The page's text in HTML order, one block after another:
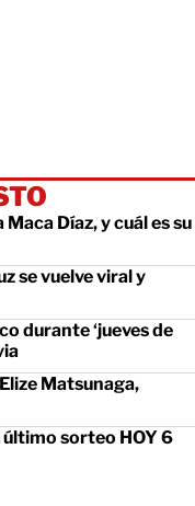
Díaz, y cuál es su
se vuelve viral y
durante ‘jueves de
Matsunaga,
sorteo HOY 6